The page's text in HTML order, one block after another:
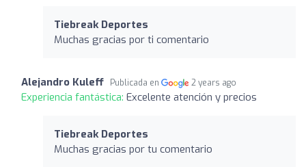
Tiebreak Deportes
Muchas gracias por ti comentario
Alejandro Kuleff Publicada en 2 years ago
Experiencia fantástica: Excelente atención y precios
Tiebreak Deportes
Muchas gracias por tu comentario